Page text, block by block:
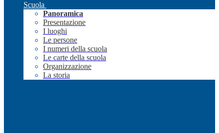
Scuola
Panoramica
Presentazione
I luoghi
Le persone
I numeri della scuola
Le carte della scuola
Organizzazione
La storia